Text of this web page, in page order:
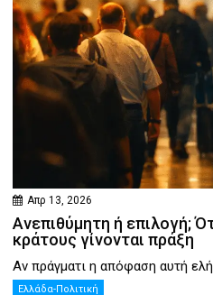
Απρ 13, 2026
Ανεπιθύμητη ή επιλογή;
κράτους γίνονται πράξη
Αν πράγματι η απόφαση αυτή
Ελλάδα-Πολιτική